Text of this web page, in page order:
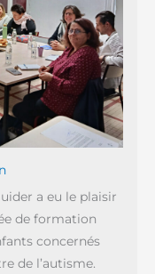
a eu le plaisir
de formation
concernés
de l’autisme.